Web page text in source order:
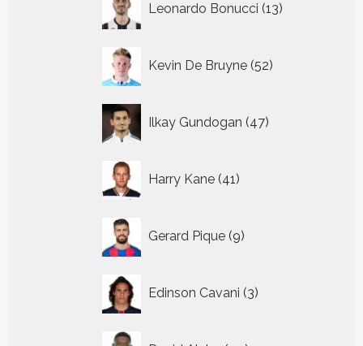
Leonardo Bonucci 13
producten
Kevin De Bruyne 52
producten
Ilkay Gundogan 47
producten
Harry Kane 41
producten
Gerard Pique 9
producten
Edinson Cavani 3
producten